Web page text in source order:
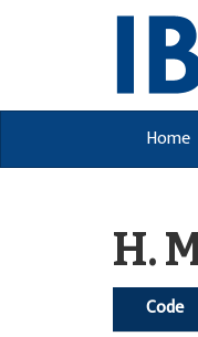
Home
H.
Code